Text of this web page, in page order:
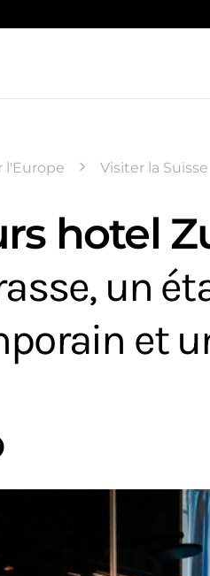
l'Europe Visiter la Suisse
hotel
un
et